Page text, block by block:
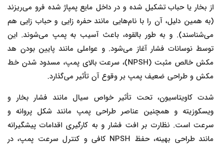
از بخار یا حباب تشکیل شده و در داخل مایع پمپاژ شده فرو می‌ریزند
(به همین دلیل، آن را با نام‌هایی مانند حفره زایی و حباب زایی هم
می‌شناسند). و به طور بالقوه، باعث آسیب به پمپ می‌شوند. این
توسط نوسانات فشار آغاز می‌شود. و عواملی مانند پایین بودن هد
مکش خالص مثبت (NPSH)، سرعت بالای پمپ، مسدود شدن خط
مکش و طراحی ضعیف پمپ بر وقوع آن تأثیر می‌گذارد.
شدت کاویتاسیون، تحت تأثیر خواص سیال مانند فشار بخار و
ویسکوزیته و همچنین عناصر طراحی پمپ مانند شکل پروانه و
سرعت است. نظارت بر افت فشار و به کارگیری اقدامات پیشگیرانه
مانند طراحی بهینه، حفظ NPSH کافی و کنترل سرعت پمپ، در